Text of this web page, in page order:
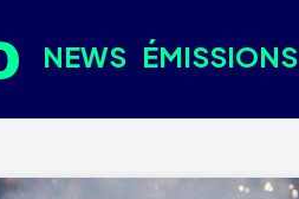
NEWS ÉMISSIONS